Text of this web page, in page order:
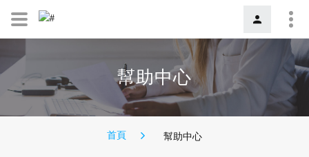
幫助中心
首頁 幫助中心